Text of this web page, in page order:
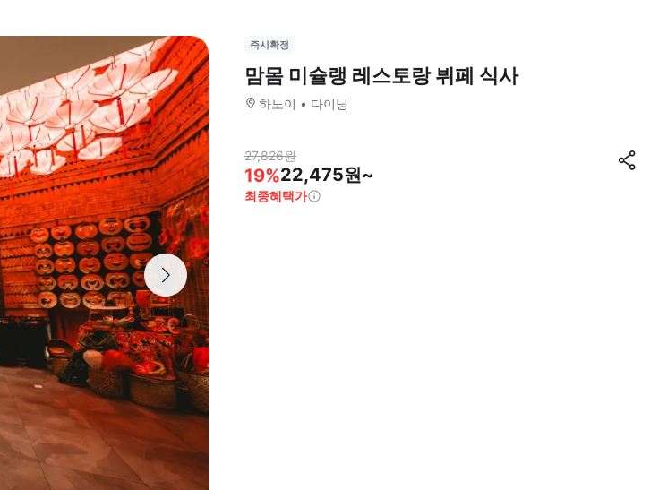
즉시확정
맘몸 미슐랭 레스토랑 뷔페 식사
하노이 다이닝
27,826원
19%22,475원~
최종혜택가